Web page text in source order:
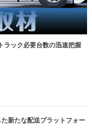
ラック必要台数の迅速把握
新たな配送プラットフォー